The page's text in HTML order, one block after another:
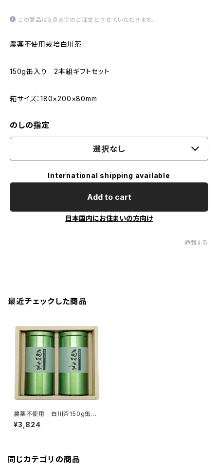
この商品は5点までのご注文とさせていただきます。
農薬不使用栽培白川茶
150g缶入り 2本組ギフトセット
箱サイズ：180×200×80mm
のしの指定
選択なし
International shipping available
Add to cart
日本国内にお住まいの方向け
通報する
最近チェックした商品
農薬不使用 白川茶150g缶入
り 2本組ギフト NO.11ずいう
ん・みどり
¥3,824
同じカテゴリの商品